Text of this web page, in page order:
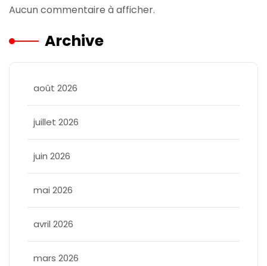
Aucun commentaire à afficher.
Archive
août 2026
juillet 2026
juin 2026
mai 2026
avril 2026
mars 2026